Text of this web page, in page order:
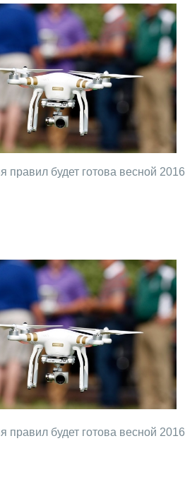
правил будет готова весной 2016
правил будет готова весной 2016